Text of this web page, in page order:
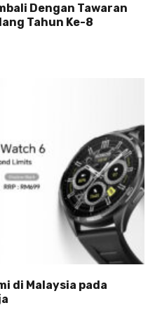
Dengan Tawaran
Tahun Ke-8
di Malaysia pada